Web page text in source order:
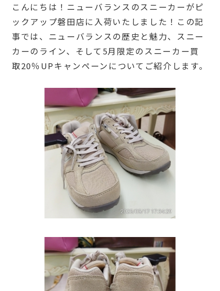
こんにちは！ニューバランスのスニーカーがピ
ックアップ磐田店に入荷いたしました！この記
事では、ニューバランスの歴史と魅力、スニー
カーのライン、そして5月限定のスニーカー買
取20％UPキャンペーンについてご紹介します。